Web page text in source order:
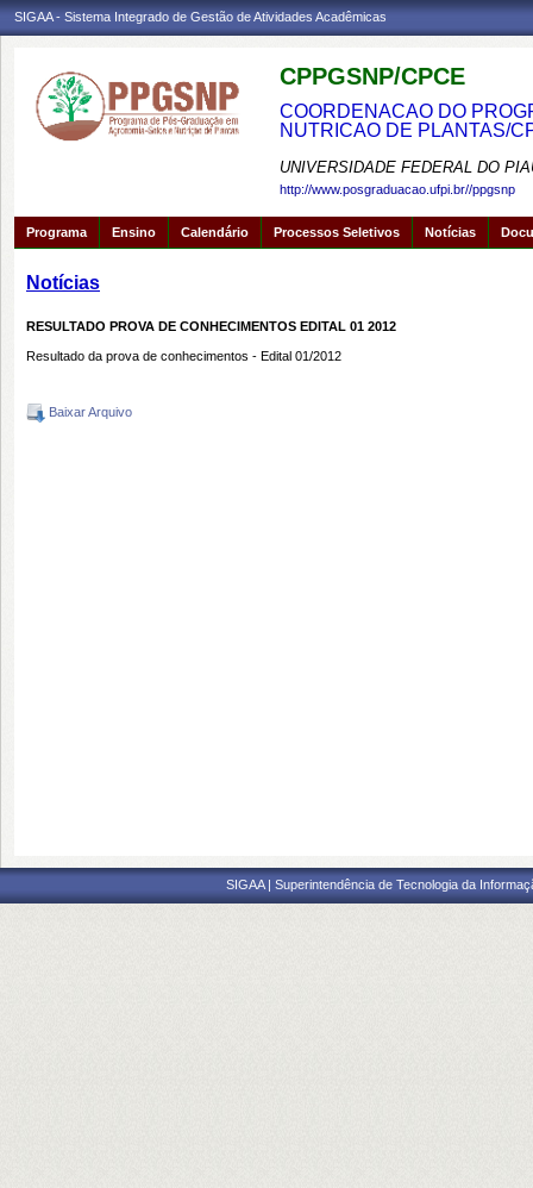
SIGAA - Sistema Integrado de Gestão de Atividades Acadêmicas
CPPGSNP/CPCE
COORDENACAO DO
NUTRICAO DE PLANTAS/
UNIVERSIDADE FEDERAL DO
http://www.posgraduacao.ufpi.br//ppgsnp
Programa Ensino Calendário Processos Seletivos Notícias
Notícias
RESULTADO PROVA DE CONHECIMENTOS EDITAL 01 2012
Resultado da prova de conhecimentos - Edital 01/2012
Baixar Arquivo
SIGAA | Superintendência de Tecnologia da